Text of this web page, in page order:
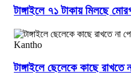
টাঙ্গাইলে ৭১ টাকায় মিলছে
টাঙ্গাইলে ছেলেকে কাছে রাখতে